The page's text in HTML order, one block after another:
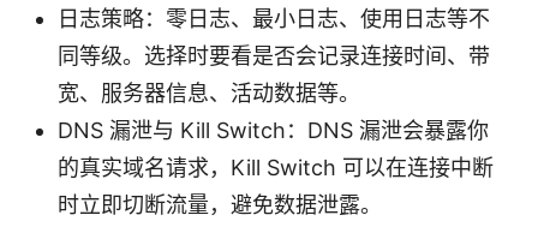
日志策略：零日志、最小日志、使用日志等不
同等级。选择时要看是否会记录连接时间、带
宽、服务器信息、活动数据等。
DNS 漏泄与 Kill Switch：DNS 漏泄会暴露你
的真实域名请求，Kill Switch 可以在连接中断
时立即切断流量，避免数据泄露。